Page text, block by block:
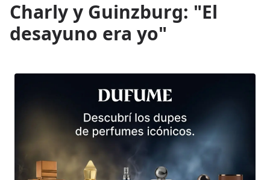
Charly y Guinzburg: "El
desayuno era yo"